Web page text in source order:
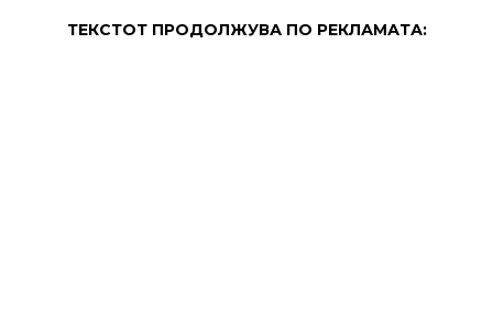
ТЕКСТОТ ПРОДОЛЖУВА ПО РЕКЛАМАТА: